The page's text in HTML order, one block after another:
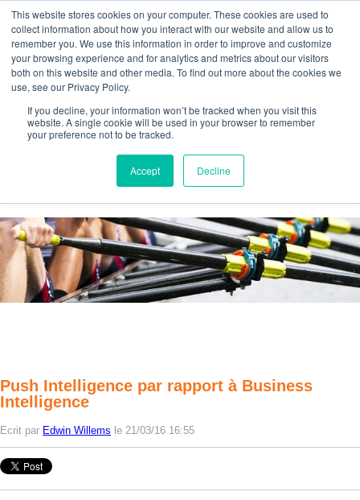
This website stores cookies on your computer. These cookies are used to
collect information about how you interact with our website and allow us to
remember you. We use this information in order to improve and customize
your browsing experience and for analytics and metrics about our visitors
both on this website and other media. To find out more about the cookies we
use, see our Privacy Policy.
If you decline, your information won’t be tracked when you visit this
website. A single cookie will be used in your browser to remember
your preference not to be tracked.
Accept Decline
Agilos business blog
Push Intelligence par rapport à Business
Intelligence
Ecrit par Edwin Willems le 21/03/16 16:55